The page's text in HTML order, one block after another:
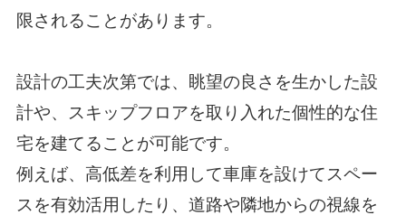
限されることがあります。
設計の工夫次第では、眺望の良さを生かした設
計や、
スキップフロアを取り入れた個性的な住
宅を建てることが可能です。
例えば、高低差を利用して車庫を設けてスペー
スを有効活用したり、道路や隣地からの視線を